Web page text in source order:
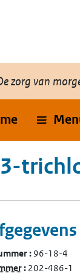
zorg van
96-18-4
(Europees
202-486-1